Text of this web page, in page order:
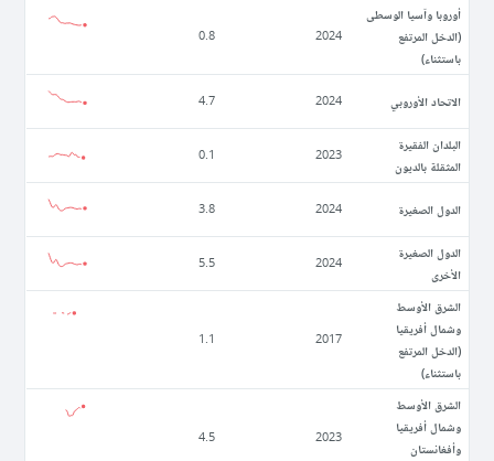
أوروبا وآسيا الوسطى
(الدخل المرتفع
باستثناء)
2024
0.8
الاتحاد الأوروبي 2024
4.7
البلدان الفقيرة
المثقلة بالديون
2023
0.1
الدول الصغيرة 2024
3.8
الدول الصغيرة
الأخرى
2024
5.5
الشرق الأوسط
وشمال أفريقيا
(الدخل المرتفع
باستثناء)
2017
1.1
الشرق الأوسط
وشمال أفريقيا
وأفغانستان
2023
4.5